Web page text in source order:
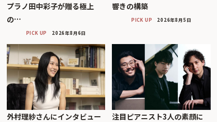
プラノ田中彩子が贈る極上
の…
PICK UP 2026年8月6日
響きの構築
PICK UP 2026年8月5日
外村理紗さんにインタビュー
注目ピアニスト3人の素顔に